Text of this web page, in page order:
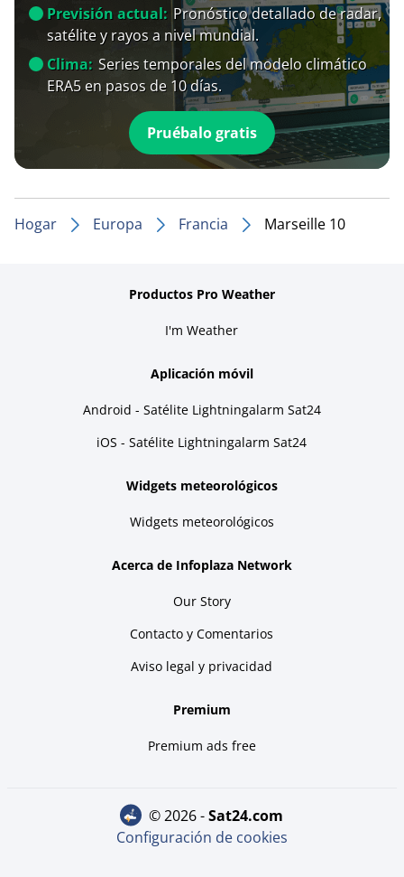
Previsión actual: Pronóstico detallado de radar,
satélite y rayos a nivel mundial.
Clima: Series temporales del modelo climático
ERA5 en pasos de 10 días.
Pruébalo gratis
Hogar Europa Francia Marseille 10
Productos Pro Weather
I'm Weather
Aplicación móvil
Android - Satélite Lightningalarm Sat24
iOS - Satélite Lightningalarm Sat24
Widgets meteorológicos
Widgets meteorológicos
Acerca de Infoplaza Network
Our Story
Contacto y Comentarios
Aviso legal y privacidad
Premium
Premium ads free
© 2026 - sat24.com
Configuración de cookies